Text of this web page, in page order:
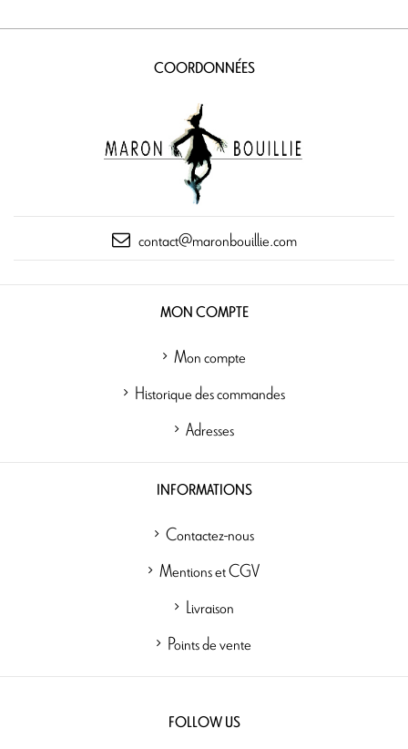
COORDONNÉES
contact@maronbouillie.com
MON COMPTE
Mon compte
Historique des commandes
Adresses
INFORMATIONS
Contactez-nous
Mentions et CGV
Livraison
Points de vente
FOLLOW US